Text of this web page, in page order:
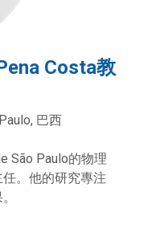
Costa教
巴西
São Paulo的物理
。他的研究專注